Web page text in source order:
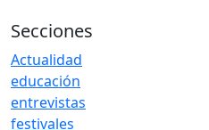
Secciones
Actualidad
educación
entrevistas
festivales